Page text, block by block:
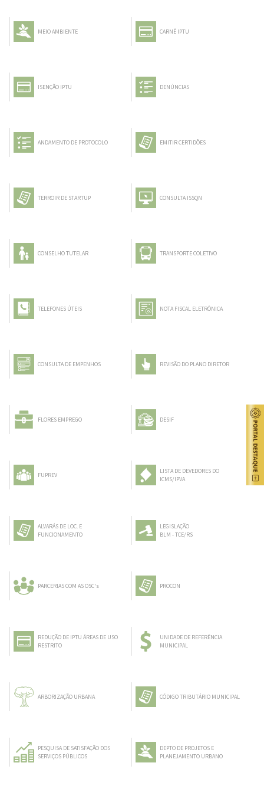
MEIO AMBIENTE CARNÊ IPTU
ISENÇÃO IPTU DENÚNCIAS
ANDAMENTO DE PROTOCOLO EMITIR CERTIDÕES
TERROIR DE STARTUP CONSULTA ISSQN
CONSELHO TUTELAR TRANSPORTE COLETIVO
TELEFONES ÚTEIS NOTA FISCAL ELETRÔNICA
CONSULTA DE EMPENHOS REVISÃO DO PLANO DIRETOR
FLORES EMPREGO DESIF
FUPREV
LISTA DE DEVEDORES DO
ICMS/IPVA
ALVARÁS DE LOC. E
FUNCIONAMENTO
LEGISLAÇÃO
BLM - TCE/RS
PARCERIAS COM AS OSC's PROCON
REDUÇÃO DE IPTU ÁREAS DE USO
RESTRITO
UNIDADE DE REFERÊNCIA
MUNICIPAL
ARBORIZAÇÃO URBANA CÓDIGO TRIBUTÁRIO MUNICIPAL
PESQUISA DE SATISFAÇÃO DOS
SERVIÇOS PÚBLICOS
DEPTO DE PROJETOS E
PLANEJAMENTO URBANO